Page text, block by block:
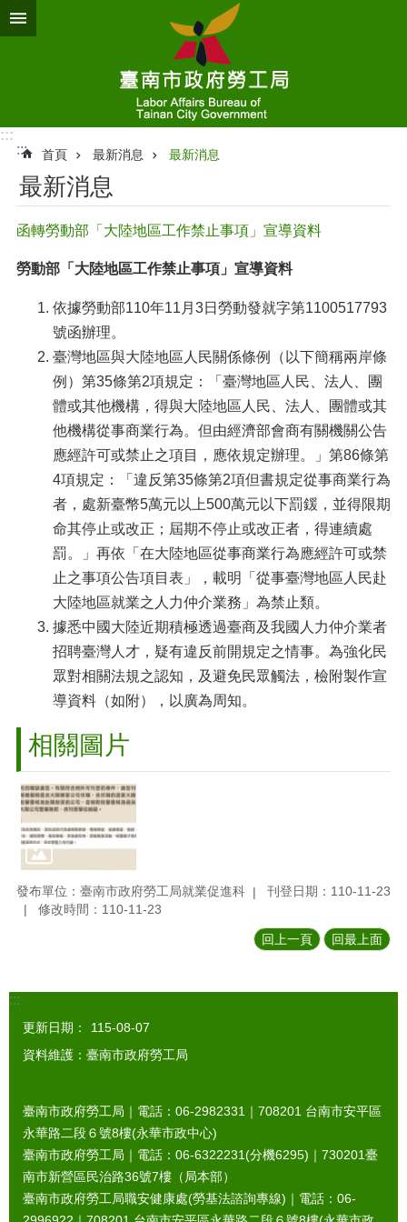
跳到主要內容區塊
:::
:::
首頁 最新消息 最新消息
最新消息
函轉勞動部「大陸地區工作禁止事項」宣導資料
勞動部「大陸地區工作禁止事項」宣導資料
依據勞動部110年11月3日勞動發就字第1100517793
號函辦理。
臺灣地區與大陸地區人民關係條例（以下簡稱兩岸條
例）第35條第2項規定：「臺灣地區人民、法人、團
體或其他機構，得與大陸地區人民、法人、團體或其
他機構從事商業行為。但由經濟部會商有關機關公告
應經許可或禁止之項目，應依規定辦理。」第86條第
4項規定：「違反第35條第2項但書規定從事商業行為
者，處新臺幣5萬元以上500萬元以下罰鍰，並得限期
命其停止或改正；屆期不停止或改正者，得連續處
罰。」再依「在大陸地區從事商業行為應經許可或禁
止之事項公告項目表」，載明「從事臺灣地區人民赴
大陸地區就業之人力仲介業務」為禁止類。
據悉中國大陸近期積極透過臺商及我國人力仲介業者
招聘臺灣人才，疑有違反前開規定之情事。為強化民
眾對相關法規之認知，及避免民眾觸法，檢附製作宣
導資料（如附），以廣為周知。
相關圖片
發布單位：臺南市政府勞工局就業促進科
刊登日期：110-11-23
修改時間：110-11-23
回上一頁 回最上面
:::
更新日期：
115-08-07
資料維護：臺南市政府勞工局
臺南市政府勞工局｜電話：06-2982331｜ 708201 台南市安平區
永華路二段６號8樓(永華市政中心)
臺南市政府勞工局｜電話：06-6322231(分機6295)｜ 730201臺
南市新營區民治路36號7樓（局本部）
臺南市政府勞工局職安健康處(勞基法諮詢專線)｜電話：06-